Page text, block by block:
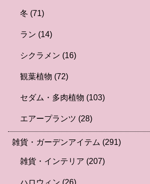
冬 (71)
ラン (14)
シクラメン (16)
観葉植物 (72)
セダム・多肉植物 (103)
エアープランツ (28)
雑貨・ガーデンアイテム (291)
雑貨・インテリア (207)